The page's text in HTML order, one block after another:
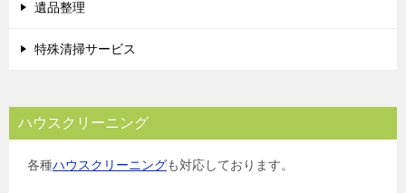
遺品整理
特殊清掃サービス
ハウスクリーニング
各種ハウスクリーニングも対応しております。